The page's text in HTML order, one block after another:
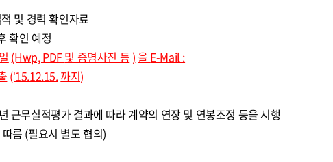
및 경력 확인자료
확인 예정
(Hwp, PDF및 증명사진 등)을 E-Mail :
(’15.12.15.까지)
근무실적평가 결과에 따라 계약의 연장 및 연봉조정 등을 시행
름 (필요시 별도 협의)